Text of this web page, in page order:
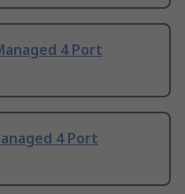
4 Port
4 Port